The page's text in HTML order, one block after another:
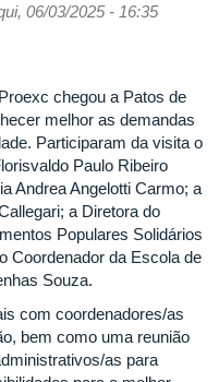
06/03/2025 - 16:35
chegou a Patos de
melhor as demandas
Participaram da visita o
Paulo Ribeiro
Andrea Angelotti Carmo; a
a Diretora do
Populares Solidários
Coordenador da Escola de
Souza.
com coordenadores/as
bem como uma reunião
as para